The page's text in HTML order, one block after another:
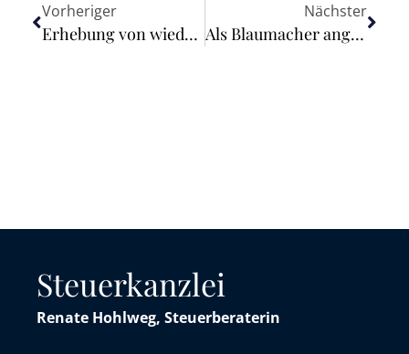
Vorheriger
Erhebung von wiederkehrenden Straßenbeiträgen in Runkel an der Lahn ist rechtswidrig
Nächster
Als Blaumacher angeschwärzt – keine Auskunft über Hinweisgeber
Steuerkanzlei
Renate Hohlweg, Steuerberaterin